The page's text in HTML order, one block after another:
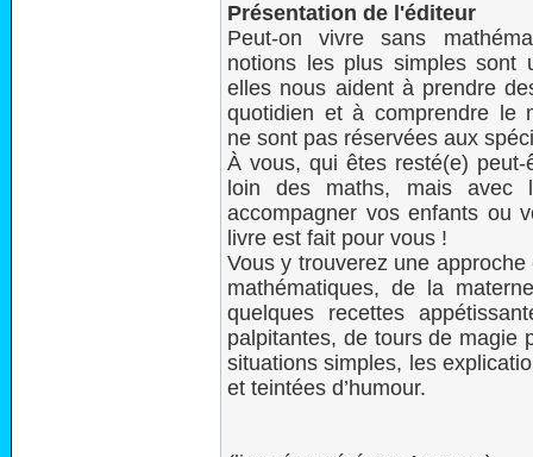
Présentation de l'éditeur
Peut-on vivre sans
notions les plus simples sont
elles nous aident à prendre
quotidien et à comprendre le
ne sont pas réservées aux
À vous, qui êtes resté(e) peut-
loin des maths, mais avec
accompagner vos enfants ou
livre est fait pour vous !
Vous y trouverez une
mathématiques, de la
quelques recettes
palpitantes, de tours de
situations simples, les
et teintées d’humour.